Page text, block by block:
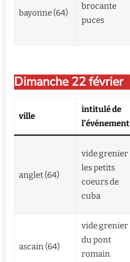
bayonne (64)
brocante
puces
Dimanche 22 février
ville
intitulé de
l’événement
anglet (64)
vide grenier
les petits
coeurs de
cuba
ascain (64)
vide grenier
du pont
romain